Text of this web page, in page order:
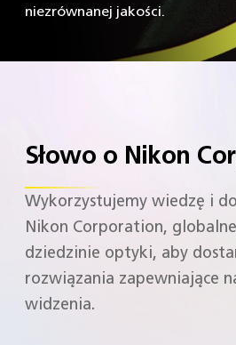
niezrównanej jakości.
Słowo o Nikon
Wykorzystujemy wiedzę i
Nikon Corporation,
dziedzinie optyki, aby
rozwiązania zapewniające
widzenia.